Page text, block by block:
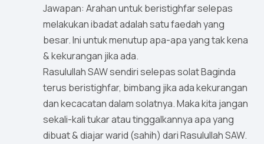
Jawapan: Arahan untuk beristighfar selepas
melakukan ibadat adalah satu faedah yang
besar. Ini untuk menutup apa-apa yang tak kena
& kekurangan jika ada.
Rasulullah SAW sendiri selepas solat Baginda
terus beristighfar, bimbang jika ada kekurangan
dan kecacatan dalam solatnya. Maka kita jangan
sekali-kali tukar atau tinggalkannya apa yang
dibuat & diajar warid (sahih) dari Rasulullah SAW.